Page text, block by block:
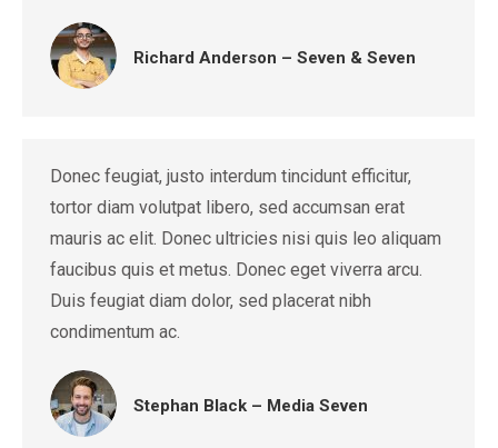
Richard Anderson – Seven & Seven
Donec feugiat, justo interdum tincidunt efficitur,
tortor diam volutpat libero, sed accumsan erat
mauris ac elit. Donec ultricies nisi quis leo aliquam
faucibus quis et metus. Donec eget viverra arcu.
Duis feugiat diam dolor, sed placerat nibh
condimentum ac.
Stephan Black – Media Seven